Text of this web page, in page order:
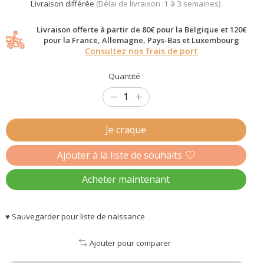
Livraison différée (Délai de livraison :1 à 3 semaines)
Livraison offerte à partir de 80€ pour la Belgique et 120€
pour la France, Allemagne, Pays-Bas et Luxembourg
Consultez nos frais de port
Quantité :
Je craque
Ajouter à la liste de souhaits
Acheter maintenant
♥ Sauvegarder pour liste de naissance
Ajouter pour comparer